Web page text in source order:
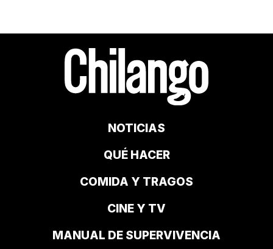
NOTICIAS
QUÉ HACER
COMIDA Y TRAGOS
CINE Y TV
MANUAL DE SUPERVIVENCIA